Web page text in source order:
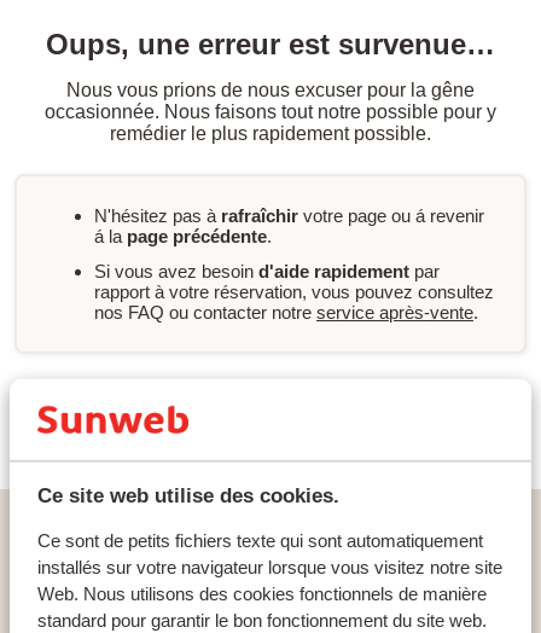
Ce site web utilise des cookies.
Ce sont de petits fichiers texte qui sont automatiquement
installés sur votre navigateur lorsque vous visitez notre site
Web. Nous utilisons des cookies fonctionnels de manière
standard pour garantir le bon fonctionnement du site web.
Oups, une erreur est survenue…
Nous vous prions de nous excuser pour la gêne
occasionnée. Nous faisons tout notre possible pour y
remédier le plus rapidement possible.
N'hésitez pas à rafraîchir votre page ou á revenir
á la page précédente.
Si vous avez besoin d'aide rapidement par
rapport à votre réservation, vous pouvez consultez
nos FAQ ou contacter notre service après-vente.
Nouvelle recherche
Hôtel Bella Vista